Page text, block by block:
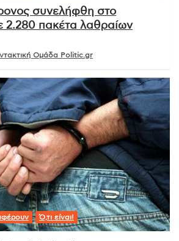
συνελήφθη στο
2.280 πακέτα λαθραίων
Ομάδα Politic.gr
Ό,τι είναι!